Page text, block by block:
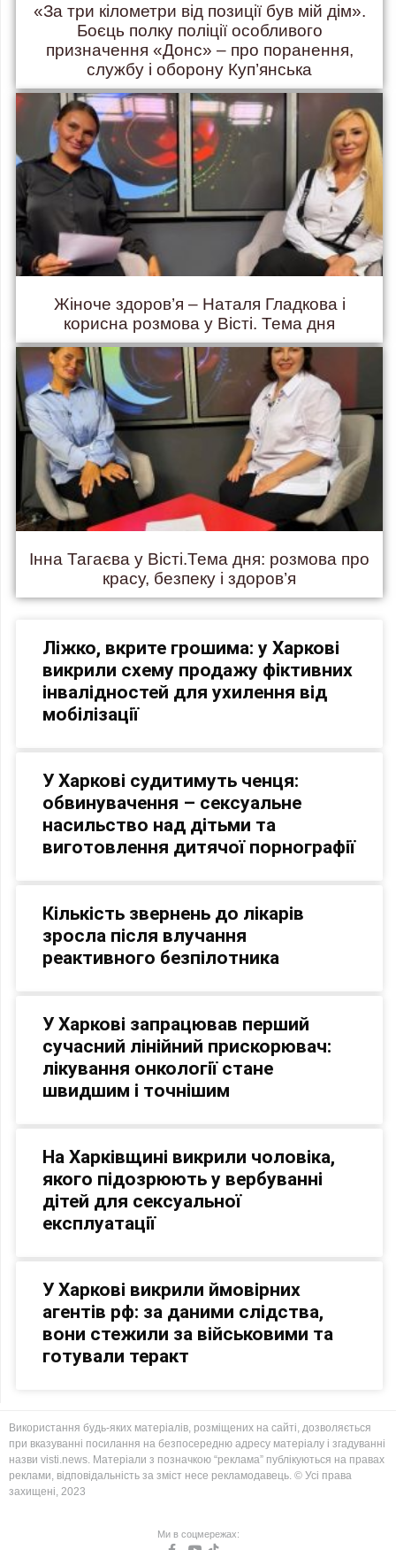
«За три кілометри від позиції був мій дім».
Боєць полку поліції особливого
призначення «Донс» – про поранення,
службу і оборону Куп’янська
Жіноче здоров’я – Наталя Гладкова і
корисна розмова у Вісті. Тема дня
Інна Тагаєва у Вісті.Тема дня: розмова про
красу, безпеку і здоров’я
Ліжко, вкрите грошима: у Харкові
викрили схему продажу фіктивних
інвалідностей для ухилення від
мобілізації
У Харкові судитимуть ченця:
обвинувачення – сексуальне
насильство над дітьми та
виготовлення дитячої порнографії
Кількість звернень до лікарів
зросла після влучання
реактивного безпілотника
У Харкові запрацював перший
сучасний лінійний прискорювач:
лікування онкології стане
швидшим і точнішим
На Харківщині викрили чоловіка,
якого підозрюють у вербуванні
дітей для сексуальної
експлуатації
У Харкові викрили ймовірних
агентів рф: за даними слідства,
вони стежили за військовими та
готували теракт
Використання будь-яких матеріалів, розміщених на сайті, дозволяється
при вказуванні посилання на безпосередню адресу матеріалу і згадуванні
назви visti.news. Матеріали з позначкою “реклама” публікуються на правах
реклами, відповідальність за зміст несе рекламодавець. © Усі права
захищені, 2023
Ми в соцмережах: